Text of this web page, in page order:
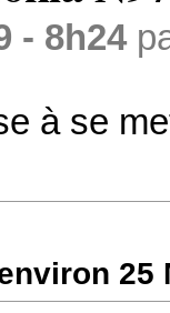
- 8h24
à se
25